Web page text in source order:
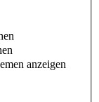
anzeigen